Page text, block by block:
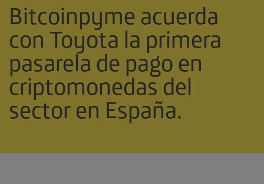
Bitcoinpyme acuerda
con Toyota la primera
pasarela de pago en
criptomonedas del
sector en España.